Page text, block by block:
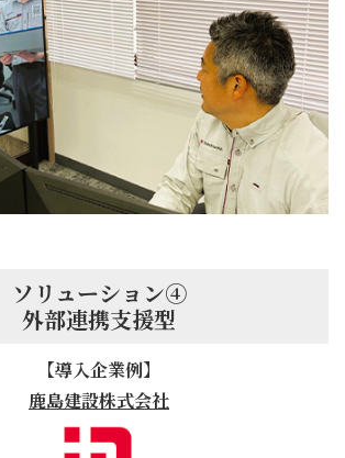
ソリューション④
外部連携支援型
【導入企業例】
鹿島建設株式会社